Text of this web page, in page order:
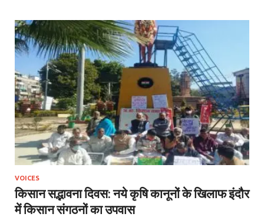
VOICES
किसान सद्भावना दिवस: नये कृषि कानूनों के खिलाफ इंदौर
में किसान संगठनों का उपवास